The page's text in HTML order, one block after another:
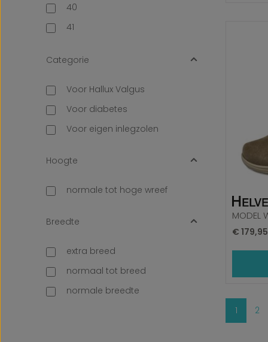
40
41
43
44
45
46
48
Categorie
Voor Hallux Valgus
Voor diabetes
Voor eigen inlegzolen
Hoogte
normale tot hoge wreef
Breedte
extra breed
normaal tot breed
normale breedte
MODEL
Normale
€ 179,95
Pagina
1 2